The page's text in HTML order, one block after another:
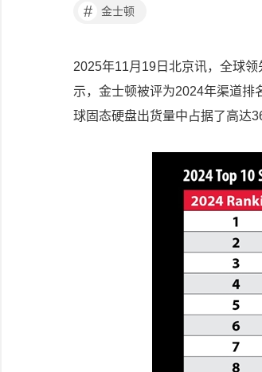
# 金士顿
2025年11月19日北京讯，全球
示，金士顿被评为2024年渠道排
球固态硬盘出货量中占据了高达